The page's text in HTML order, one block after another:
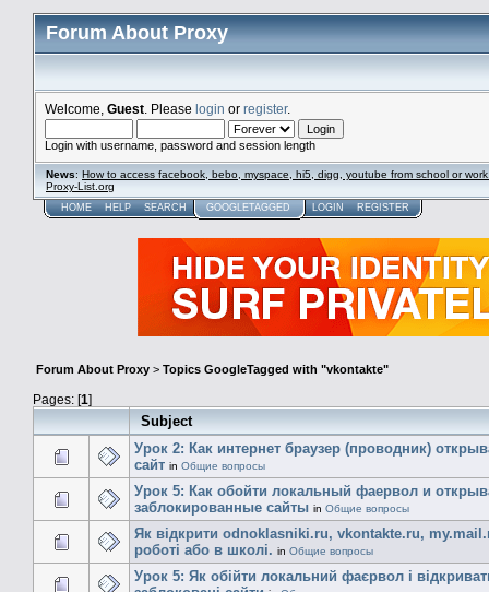
Forum About Proxy
Welcome, Guest . Please login or register.
Login with username, password and session length
News: How to access facebook, bebo, myspace, hi5, digg, youtube from school or
Proxy-List.org
HOME HELP SEARCH GOOGLETAGGED LOGIN REGISTER
Forum About Proxy > Topics GoogleTagged with "vkontakte"
Pages: [1]
Subject
Урок 2: Как интернет браузер (проводник)
сайт in Общие вопросы
Урок 5: Как обойти локальный фаервол и
заблокированные сайты in Общие вопросы
Як відкрити odnoklasniki.ru, vkontakte.ru,
роботі або в школі. in Общие вопросы
Урок 5: Як обійти локальний фаєрвол і